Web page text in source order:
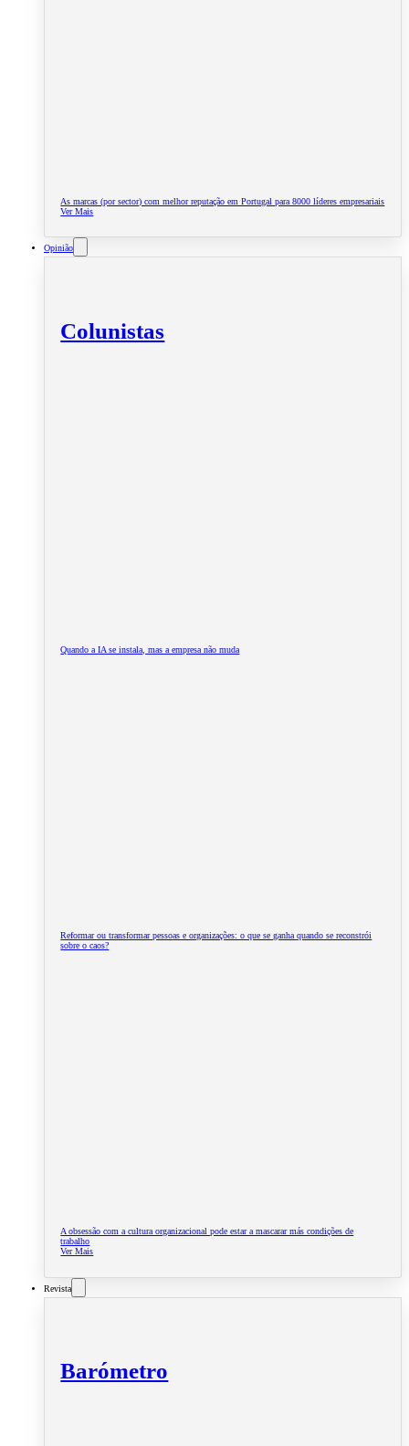
As marcas (por sector) com melhor reputação em Portugal para 8000 líderes empresariais
Ver Mais
Opinião
Colunistas
Quando a IA se instala, mas a empresa não muda
Reformar ou transformar pessoas e organizações: o que se ganha quando se reconstrói
sobre o caos?
A obsessão com a cultura organizacional pode estar a mascarar más condições de
trabalho
Ver Mais
Revista
Barómetro